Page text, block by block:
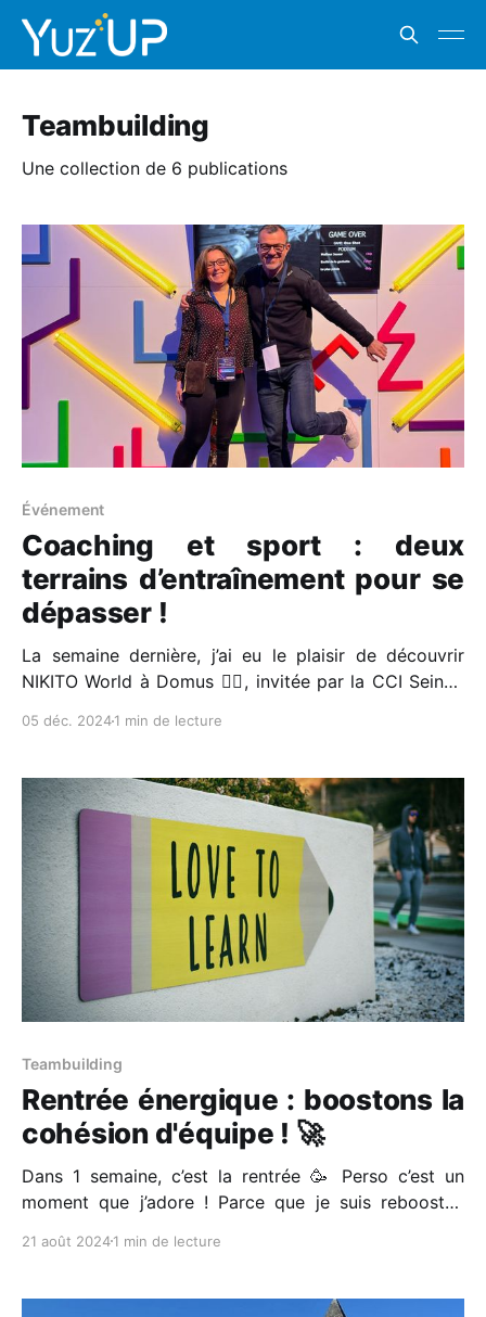
Teambuilding
Une collection de 6 publications
Événement
Coaching et sport : deux
terrains d’entraînement pour se
dépasser !
La semaine dernière, j’ai eu le plaisir de découvrir
NIKITO World à Domus 🏋️‍♀️, invitée par la CCI Seine-
devient un
05 déc. 20241 min de lecture
Teambuilding
Rentrée énergique : boostons la
cohésion d'équipe ! 🚀
Dans 1 semaine, c’est la rentrée 🥳 Perso c’est un
moment que j’adore ! Parce que je suis reboostée
moment parfait pour renforcer la cohésion de nos
projets. Alors,
21 août 20241 min de lecture